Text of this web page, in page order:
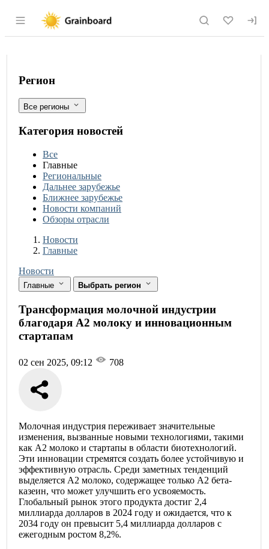
Раздел навигации по сайту
Трансформация молочной
Фильтры
Регион
Все регионы
Категория новостей
Все
Главные
Региональные
Дальнее зарубежье
Ближнее зарубежье
Новости компаний
Обзоры отрасли
Новости
Разделы
Новости
Главные
Новости
Главные Выбрать регион
Трансформация молочной индустрии
благодаря A2 молоку и инновационным
стартапам
02 сен 2025, 09:12 708
Молочная индустрия переживает значительные
изменения, вызванные новыми технологиями, такими
как A2 молоко и стартапы в области биотехнологий.
Эти инновации стремятся создать более устойчивую и
эффективную отрасль. Среди заметных тенденций
выделяется A2 молоко, содержащее только A2 бета-
казеин, что может улучшить его усвояемость.
Глобальный рынок этого продукта достиг 2,4
миллиарда долларов в 2024 году и ожидается, что к
2034 году он превысит 5,4 миллиарда долларов с
ежегодным ростом 8,2%.